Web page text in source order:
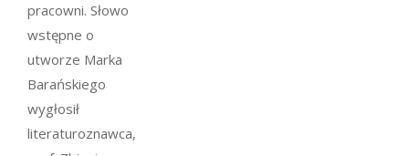
pracowni. Słowo
wstępne o
utworze Marka
Barańskiego
wygłosił
literaturoznawca,